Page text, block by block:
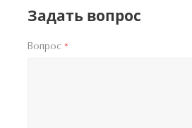
Задать вопрос
Вопрос *